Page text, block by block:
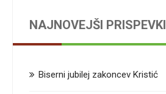
NAJNOVEJŠI PRISPEVKI
Biserni jubilej zakoncev Kristić